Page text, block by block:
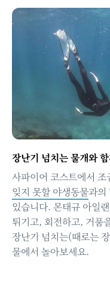
장난기 넘치는 물개와
사파이어 코스트에서 조
잊지 못할 야생동물과의
있습니다. 몬태규 아일
튀기고, 회전하고, 거품
장난기 넘치는(때로는
물에서 놀아보세요.